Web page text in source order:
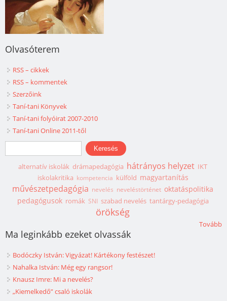
Olvasóterem
RSS – cikkek
RSS – kommentek
Szerzőink
Taní-tani Könyvek
Taní-tani folyóirat 2007-2010
Taní-tani Online 2011-től
Keresés űrlap
Keresés
alternatív iskolák drámapedagógia hátrányos helyzet IKT
iskolakritika kompetencia külföld magyartanítás
művészetpedagógia nevelés neveléstörténet oktatáspolitika
pedagógusok romák SNI szabad nevelés tantárgy-pedagógia
örökség
Tovább
Ma leginkább ezeket olvassák
Bodóczky István: Vigyázat! Kártékony festészet!
Nahalka István: Még egy rangsor!
Knausz Imre: Mi a nevelés?
„Kiemelkedő” csaló iskolák